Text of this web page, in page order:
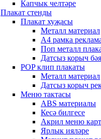
Капчык челтәре
Плакат стенды
Плакат хуҗасы
Металл материал
А4 рамка
Поп металл
Датсыз корыч
POP клип плакаты
Металл материал
Датсыз корыч
Меню тактасы
ABS материалы
Кесә билгесе
Акрил меню
Ярлык ияләре